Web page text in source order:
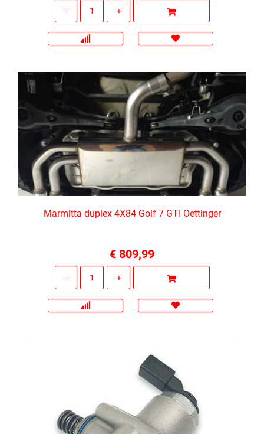
Marmitta duplex 4X84 Golf 7 GTI Oettinger
€ 809,99